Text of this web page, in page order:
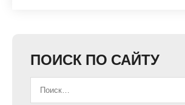
ПОИСК ПО САЙТУ